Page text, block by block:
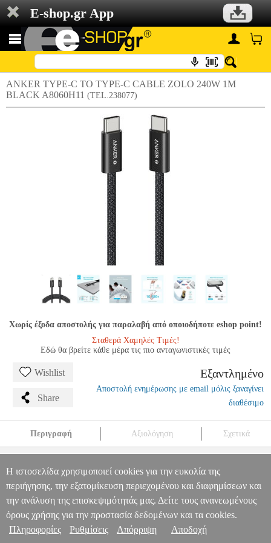
E-shop.gr App
ANKER TYPE-C TO TYPE-C CABLE ZOLO 240W 1M
BLACK A8060H11 (TEL.238077)
Χωρίς έξοδα αποστολής για παραλαβή από οποιοδήποτε eshop point!
Σταθερά Χαμηλές Τιμές!
Εδώ θα βρείτε κάθε μέρα τις πιο ανταγωνιστικές τιμές
Wishlist
Share
Εξαντλημένο
Αποστολή ενημέρωσης με email μόλις ξαναγίνει
διαθέσιμο
Περιγραφή Αξιολόγηση Σχετικά
A8060H11 TEL.238077 TEL.238077 ANKERANKER
ANKER TYPE-C TO TYPE-C CABLE ZOLO 240W 1M BLACK
A8060H11
0
Πληροφορίες & Υπηρεσίες >
Η ιστοσελίδα χρησιμοποιεί cookies για την ευκολία της
περιήγησης, την εξατομίκευση περιεχομένου και διαφημίσεων και
την ανάλυση της επισκεψιμότητάς μας. Δείτε τους ανανεωμένους
όρους χρήσης για την προστασία δεδομένων και τα cookies.
Πληροφορίες
Ρυθμίσεις Απόρριψη Αποδοχή